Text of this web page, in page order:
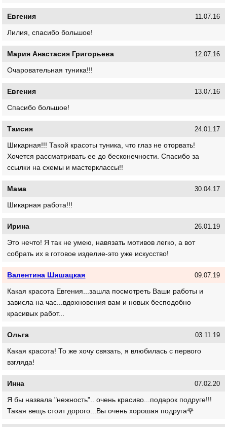
Евгения 11.07.16
Лилия, спасибо большое!
Мария Анастасия Григорьева 12.07.16
Очаровательная туника!!!
Евгения 13.07.16
Спасибо большое!
Таисия 24.01.17
Шикарная!!! Такой красоты туника, что глаз не оторвать!
Хочется рассматривать ее до бесконечности. Спасибо за
ссылки на схемы и мастерклассы!!
Мама 30.04.17
Шикарная работа!!!
Ирина 26.01.19
Это нечто! Я так не умею, навязать мотивов легко, а вот
собрать их в готовое изделие-это уже искусство!
Валентина Шишацкая 09.07.19
Какая красота Евгения...зашла посмотреть Ваши работы и
зависла на час...вдохновения вам и новых бесподобно
красивых работ...
Ольга 03.11.19
Какая красота! То же хочу связать, я влюбилась с первого
взгляда!
Инна 07.02.20
Я бы назвала "нежность".. очень красиво...подарок подруге!!!
Такая вещь стоит дорого...Вы очень хорошая подруга🌹